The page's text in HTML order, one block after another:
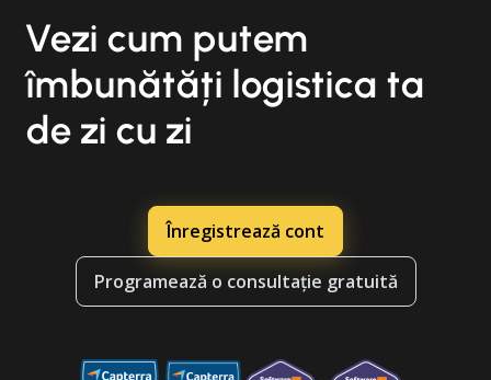
Vezi cum putem
îmbunătăți logistica ta
de zi cu zi
Înregistrează cont
Programează o consultație gratuită